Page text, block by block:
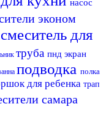
насос
эконом
смеситель для
труба пнд экран
подводка полка
для ребенка трап
самара